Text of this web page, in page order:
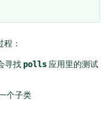
：
寻找 polls 应用里的测试
个子类